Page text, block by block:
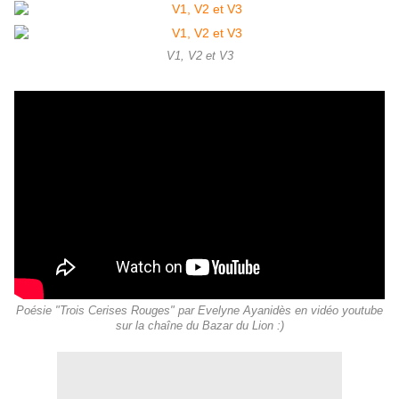
V1, V2 et V3
Poésie "Trois Cerises Rouges" par Evelyne Ayanidès en vidéo youtube
sur la chaîne du Bazar du Lion :)